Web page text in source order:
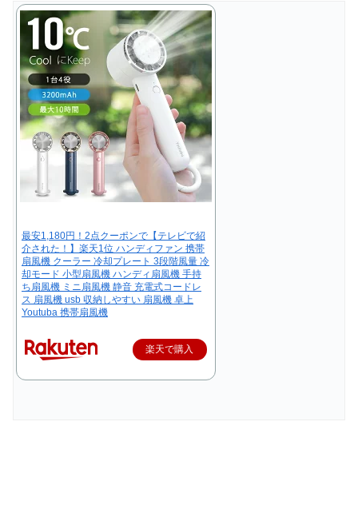
最安1,180円！2点クーポンで【テレビで紹
介された！】楽天1位 ハンディファン 携帯
扇風機 クーラー 冷却プレート 3段階風量 冷
却モード 小型扇風機 ハンディ扇風機 手持
ち扇風機 ミニ扇風機 静音 充電式コードレ
ス 扇風機 usb 収納しやすい 扇風機 卓上
Youtuba 携帯扇風機
楽天で購入